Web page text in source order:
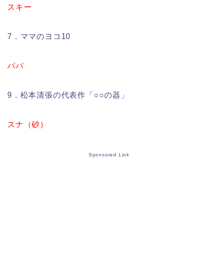
スキー
7．ママのヨコ10
パパ
9．松本清張の代表作「○○の器」
スナ（砂）
Sponsored Link